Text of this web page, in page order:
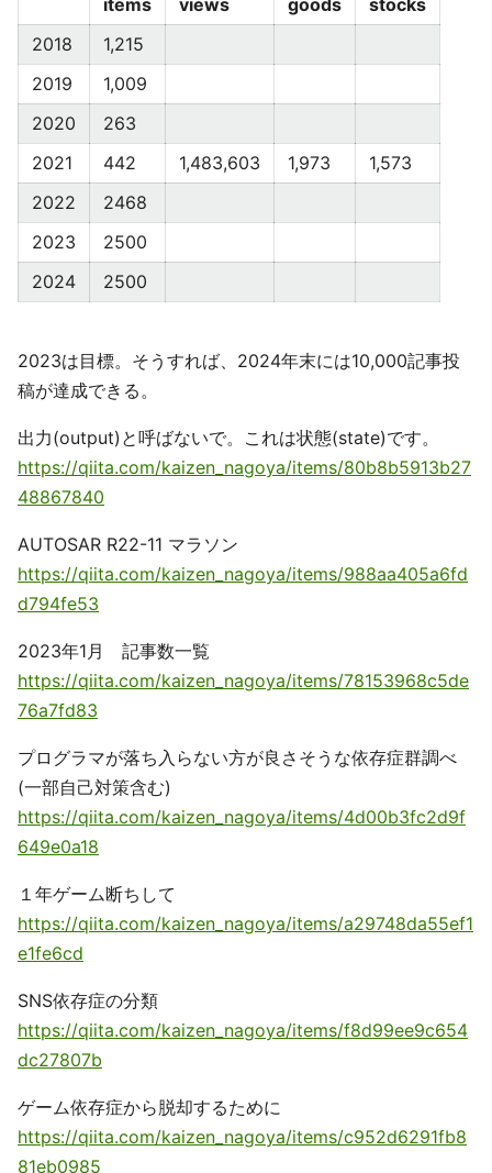
items views goods
stocks
2018
1,215
2019
1,009
2020
263
2021
442 1,483,603 1,973
1,573
2022
2468
2023
2500
2024
2500
2023は目標。そうすれば、2024年末には10,000記事投
稿が達成できる。
出力(output)と呼ばないで。これは状態(state)です。
https://qiita.com/kaizen_nagoya/items/80b8b5913b27
48867840
AUTOSAR R22-11 マラソン
https://qiita.com/kaizen_nagoya/items/988aa405a6fd
d794fe53
2023年1月 記事数一覧
https://qiita.com/kaizen_nagoya/items/78153968c5de
76a7fd83
プログラマが落ち入らない方が良さそうな依存症群調べ
(一部自己対策含む)
https://qiita.com/kaizen_nagoya/items/4d00b3fc2d9f
649e0a18
１年ゲーム断ちして
https://qiita.com/kaizen_nagoya/items/a29748da55ef1
e1fe6cd
SNS依存症の分類
https://qiita.com/kaizen_nagoya/items/f8d99ee9c654
dc27807b
ゲーム依存症から脱却するために
https://qiita.com/kaizen_nagoya/items/c952d6291fb8
81eb0985